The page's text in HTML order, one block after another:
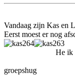
Vandaag zijn Kas en
Eerst moest er nog
He ik
Een
groepshug